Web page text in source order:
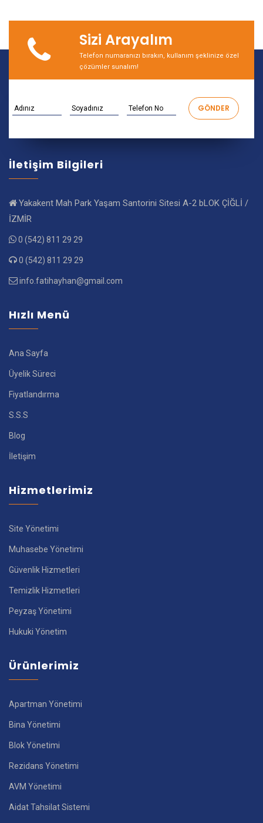
Sizi Arayalım
Telefon numaranızı bırakın, kullanım şeklinize özel
çözümler sunalım!
İletişim Bilgileri
Yakakent Mah Park Yaşam Santorini Sitesi A-2 bLOK ÇİĞLİ /
İZMİR
0 (542) 811 29 29
0 (542) 811 29 29
info.fatihayhan@gmail.com
Hızlı Menü
Ana Sayfa
Üyelik Süreci
Fiyatlandırma
S.S.S
Blog
İletişim
Hizmetlerimiz
Site Yönetimi
Muhasebe Yönetimi
Güvenlik Hizmetleri
Temizlik Hizmetleri
Peyzaş Yönetimi
Hukuki Yönetim
Ürünlerimiz
Apartman Yönetimi
Bina Yönetimi
Blok Yönetimi
Rezidans Yönetimi
AVM Yönetimi
Aidat Tahsilat Sistemi